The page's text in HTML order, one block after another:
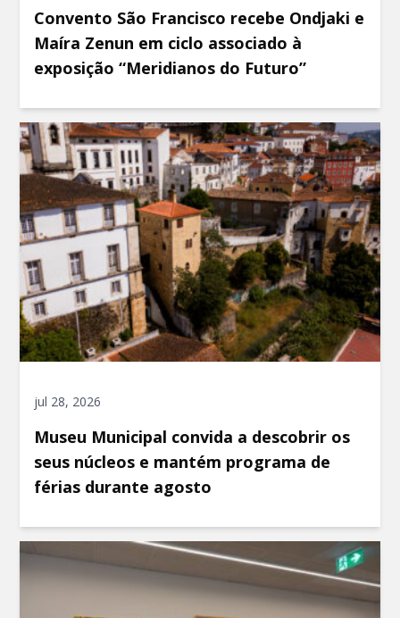
Convento São Francisco recebe Ondjaki e
Maíra Zenun em ciclo associado à
exposição “Meridianos do Futuro”
jul 28, 2026
Museu Municipal convida a descobrir os
seus núcleos e mantém programa de
férias durante agosto